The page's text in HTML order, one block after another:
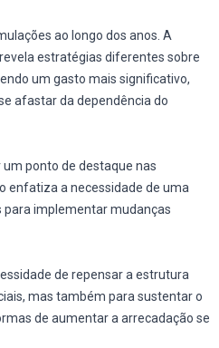
ao longo dos anos. A
estratégias diferentes sobre
um gasto mais significativo,
afastar da dependência do
ponto de destaque nas
enfatiza a necessidade de uma
para implementar mudanças
de repensar a estrutura
mas também para sustentar o
de aumentar a arrecadação se